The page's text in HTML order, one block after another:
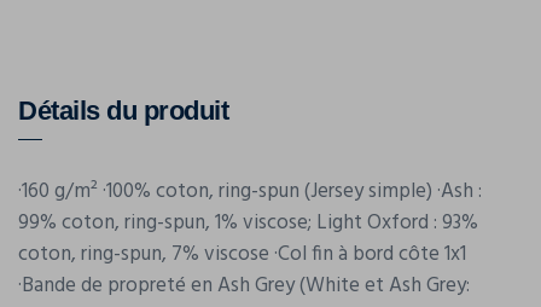
Détails du produit
·160 g/m² ·100% coton, ring-spun (Jersey simple) ·Ash :
99% coton, ring-spun, 1% viscose; Light Oxford : 93%
coton, ring-spun, 7% viscose ·Col fin à bord côte 1x1
·Bande de propreté en Ash Grey (White et Ash Grey: